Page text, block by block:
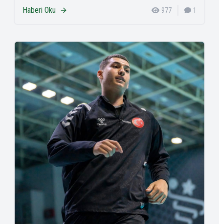
Haberi Oku 977 1